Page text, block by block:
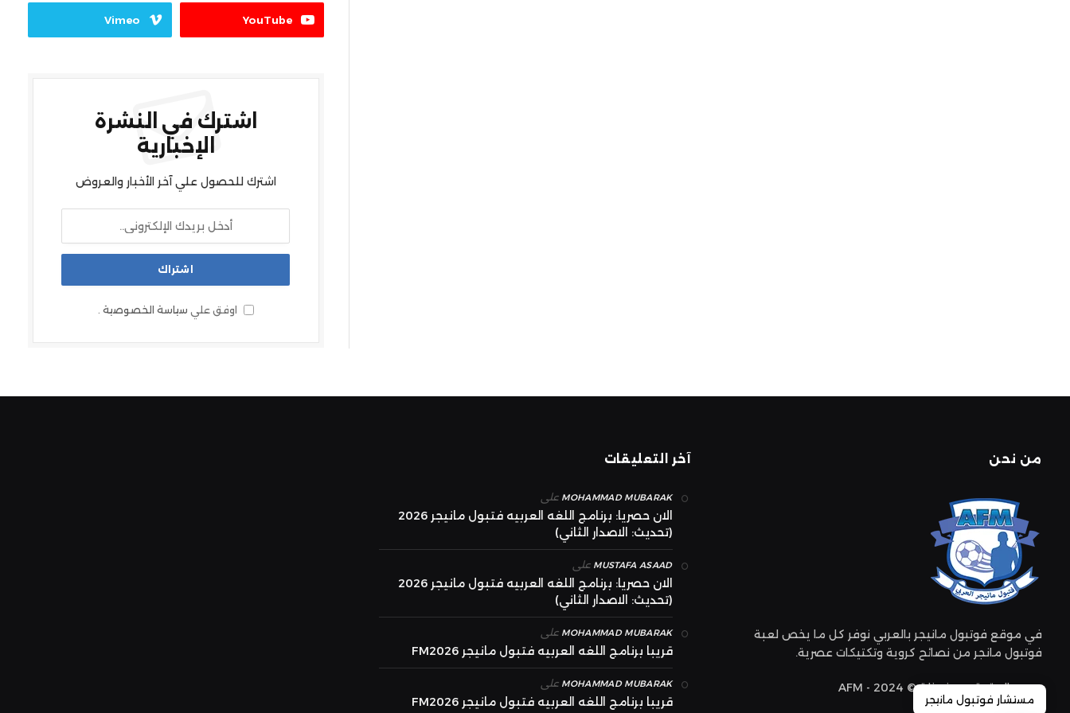
YouTube
Vimeo
اشترك في النشرة
الإخبارية
اشترك للحصول علي آخر الأخبار والعروض
اوفق علي سياسة الخصوصية .
من نحن
في موقع فوتبول مانيجر بالعربي نوفر كل ما يخص لعبة
فوتبول مانجر من نصائح كروية وتكتيكات عصرية.
جميع الحقوق محفوظة © 2024 - AFM
آخر التعليقات
MOHAMMAD MUBARAK على
الان حصريا: برنامج اللغه العربيه فتبول مانيجر 2026
(تحديث: الاصدار الثاني)
MUSTAFA ASAAD على
الان حصريا: برنامج اللغه العربيه فتبول مانيجر 2026
(تحديث: الاصدار الثاني)
MOHAMMAD MUBARAK على
قريبا برنامج اللغه العربيه فتبول مانيجر FM2026
MOHAMMAD MUBARAK على
قريبا برنامج اللغه العربيه فتبول مانيجر FM2026 مستشار فوتبول مانيجر